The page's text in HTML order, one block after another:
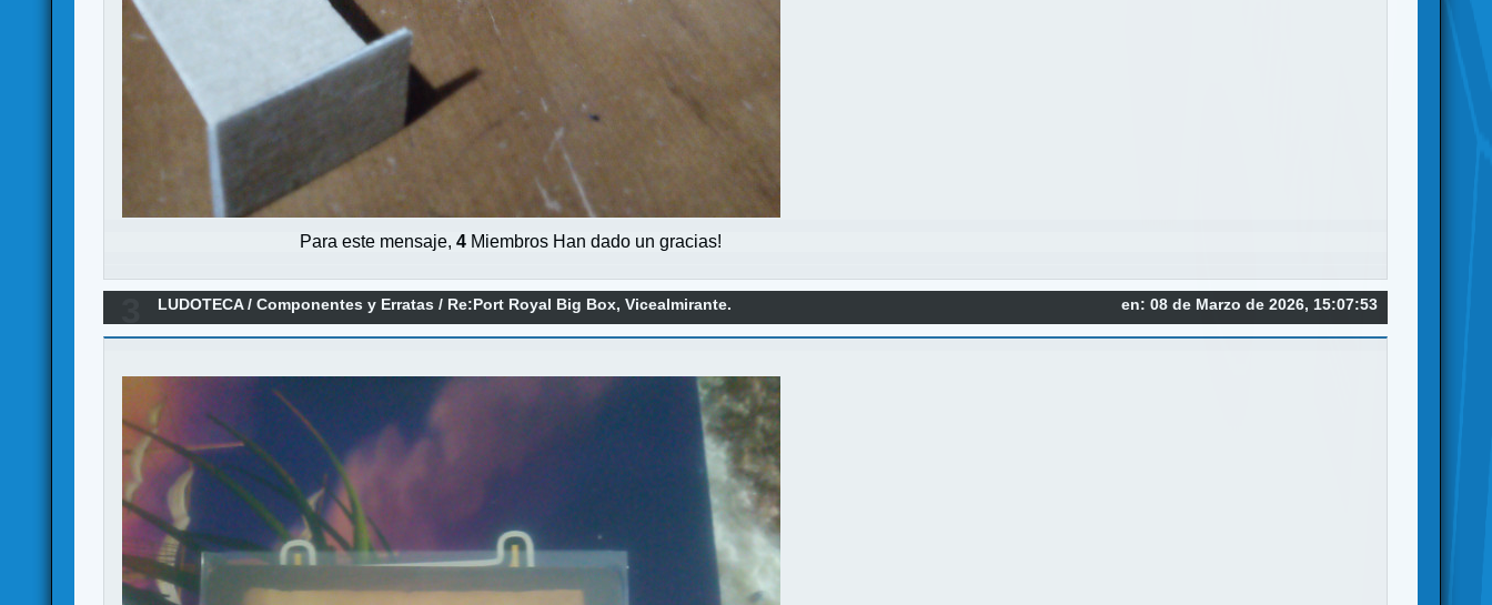
Para este mensaje,4 Miembros Han dado un gracias!
en: 08 de Marzo de 2026, 15:07:53
LUDOTECA/Componentes y Erratas / Re:Port Royal Big Box, Vicealmirante.